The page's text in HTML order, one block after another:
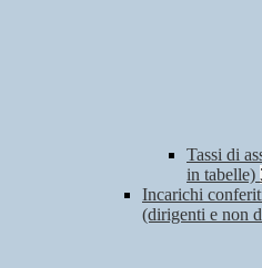
Tassi di
in tabelle)
Incarichi
(dirigenti e non